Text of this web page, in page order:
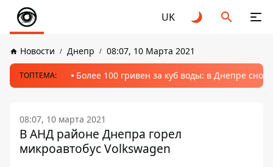
UK
Новости Днепр 08:07, 10 Марта 2021
ТОПТЕМА: Более 100 гривен за куб воды: в Днепре
08:07, 10 марта 2021
В АНД районе Днепра горел
микроавтобус Volkswagen